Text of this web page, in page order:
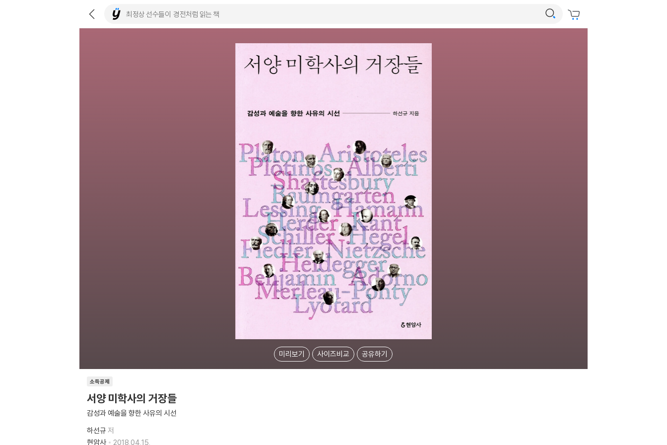
미리보기 사이즈비교 공유하기
소득공제
서양 미학사의 거장들
감성과 예술을 향한 사유의 시선
하선규 저
현암사
2018.04.15.